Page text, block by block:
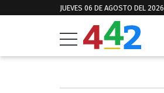
JUEVES 06 DE AGOSTO DEL 2026